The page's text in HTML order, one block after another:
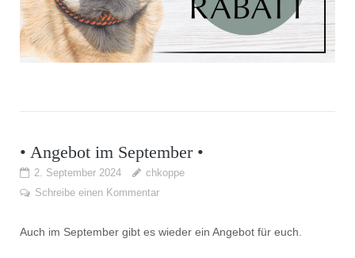
• Angebot im September •
2. September 2024
chkoppe
Schreibe einen Kommentar
Auch im September gibt es wieder ein Angebot für euch.